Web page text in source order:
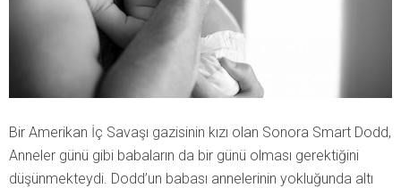
Bir Amerikan İç Savaşı gazisinin kızı olan Sonora Smart Dodd,
Anneler günü gibi babaların da bir günü olması gerektiğini
düşünmekteydi. Dodd’un babası annelerinin yokluğunda altı